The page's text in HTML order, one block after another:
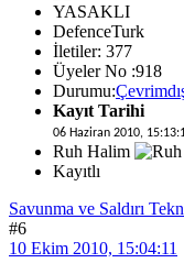
YASAKLI
DefenceTurk
İletiler: 377
Üyeler No :918
Durumu:
Kayıt Tarihi
06 Haziran 2010,
Ruh Halim
Kayıtlı
Savunma ve Saldırı
#6
10 Ekim 2010, 15:04:11